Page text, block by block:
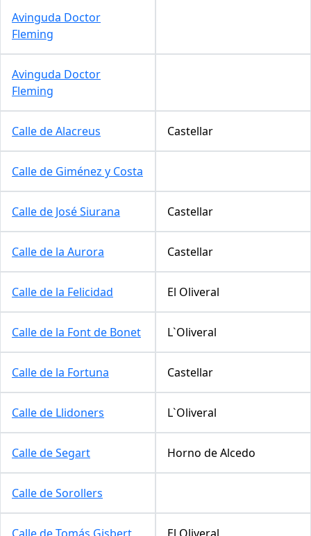
Avinguda Doctor
Fleming
Avinguda Doctor
Fleming
Calle de Alacreus Castellar
Calle de Giménez y Costa
Calle de José Siurana Castellar
Calle de la Aurora Castellar
Calle de la Felicidad El Oliveral
Calle de la Font de Bonet L`Oliveral
Calle de la Fortuna Castellar
Calle de Llidoners L`Oliveral
Calle de Segart Horno de Alcedo
Calle de Sorollers
Calle de Tomás Gisbert El Oliveral